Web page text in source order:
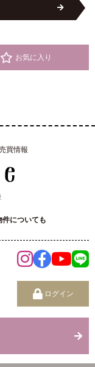
お気に入り
買情報
についても
ログイン